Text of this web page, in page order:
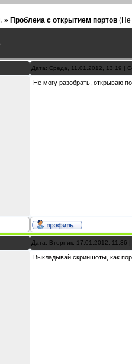
» Проблеиа с открытием портов (Не
Дата: Среда, 11.01.2012, 13:19 |
Не могу разобрать, открываю
Дата: Вторник, 17.01.2012, 11:36
Выкладывай скриншоты, как